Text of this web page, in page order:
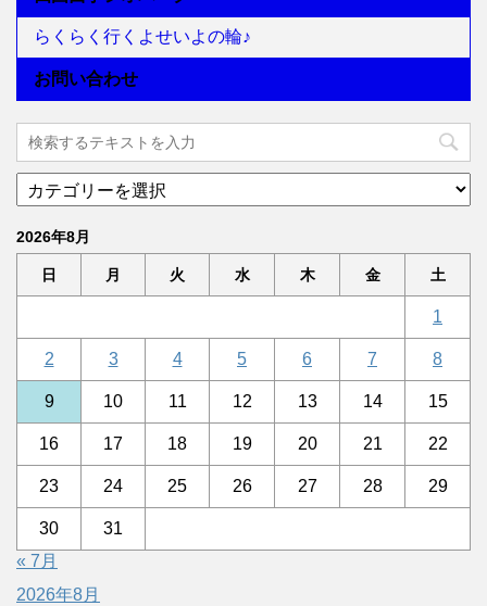
らくらく行くよせいよの輪♪
お問い合わせ
2026年8月
日 月 火 水 木 金 土
1
2 3 4 5 6 7 8
9 10 11 12 13 14 15
16 17 18 19 20 21 22
23 24 25 26 27 28 29
30
31
« 7月
2026年8月